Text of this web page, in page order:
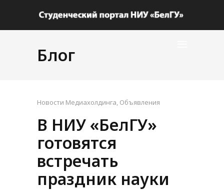
Блог
Новости Медиахолдинга, Объявления
В НИУ «БелГУ»
готовятся
встречать
праздник науки